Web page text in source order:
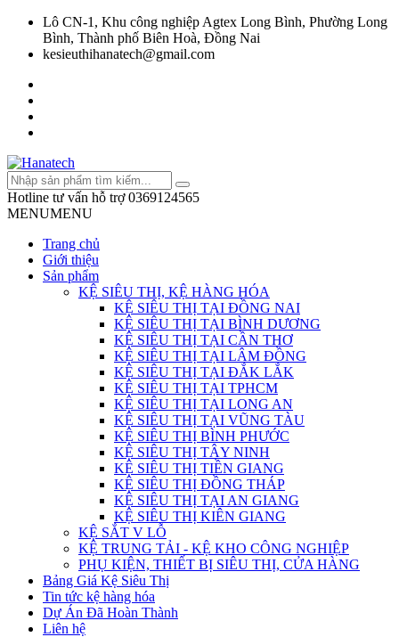
Lô CN-1, Khu công nghiệp Agtex Long Bình, Phường Long
Bình, Thành phố Biên Hoà, Đồng Nai
kesieuthihanatech@gmail.com
Hotline tư vấn hỗ trợ 0369124565
MENUMENU
Trang chủ
Giới thiệu
Sản phẩm
KỆ SIÊU THỊ, KỆ HÀNG HÓA
KỆ SIÊU THỊ TẠI ĐỒNG NAI
KỆ SIÊU THỊ TẠI BÌNH DƯƠNG
KỆ SIÊU THỊ TẠI CẦN THƠ
KỆ SIÊU THỊ TẠI LÂM ĐỒNG
KỆ SIÊU THỊ TẠI ĐẮK LẮK
KỆ SIÊU THỊ TẠI TPHCM
KỆ SIÊU THỊ TẠI LONG AN
KỆ SIÊU THỊ TẠI VŨNG TÀU
KỆ SIÊU THỊ BÌNH PHƯỚC
KỆ SIÊU THỊ TÂY NINH
KỆ SIÊU THỊ TIỀN GIANG
KỆ SIÊU THỊ ĐỒNG THÁP
KỆ SIÊU THỊ TẠI AN GIANG
KỆ SIÊU THỊ KIÊN GIANG
KỆ SẮT V LỖ
KỆ TRUNG TẢI - KỆ KHO CÔNG NGHIỆP
PHỤ KIỆN, THIẾT BỊ SIÊU THỊ, CỬA HÀNG
Bảng Giá Kệ Siêu Thị
Tin tức kệ hàng hóa
Dự Án Đã Hoàn Thành
Liên hệ